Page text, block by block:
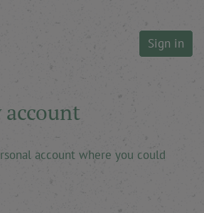
Sign in
account where you could